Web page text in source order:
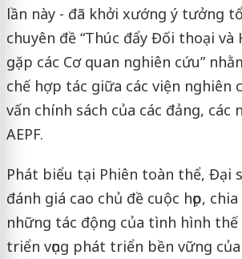
lần này - đã khởi xướng ý tưởng tổ
chuyên đề “Thúc đẩy Đối thoại và
gặp các Cơ quan nghiên cứu”
chế hợp tác giữa các viện nghiên
vấn chính sách của các đảng, các
AEPF.
Phát biểu tại Phiên toàn thể, Đại
đánh giá cao chủ đề cuộc họp,
những tác động của tình hình
triển vọng phát triển bền vững